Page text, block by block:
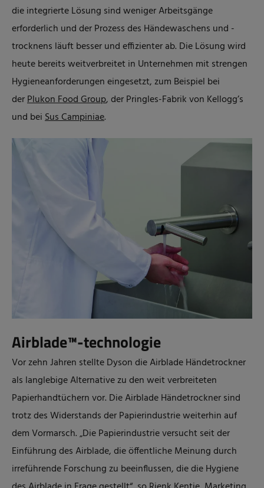
die integrierte Lösung sind weniger Arbeitsgänge
erforderlich und der Prozess des Händewaschens und -
trocknens läuft besser und effizienter ab. Die Lösung wird
heute bereits weitverbreitet in Unternehmen mit strengen
Hygieneanforderungen eingesetzt, zum Beispiel bei
derPlukon Food Group, der Pringles-Fabrik von Kellogg’s
und beiSus Campiniae.
Airblade™-technologie
Vor zehn Jahren stellte Dyson die Airblade Händetrockner
als langlebige Alternative zu den weit verbreiteten
Papierhandtüchern vor. Die Airblade Händetrockner sind
trotz des Widerstands der Papierindustrie weiterhin auf
dem Vormarsch. „Die Papierindustrie versucht seit der
Einführung des Airblade, die öffentliche Meinung durch
irreführende Forschung zu beeinflussen, die die Hygiene